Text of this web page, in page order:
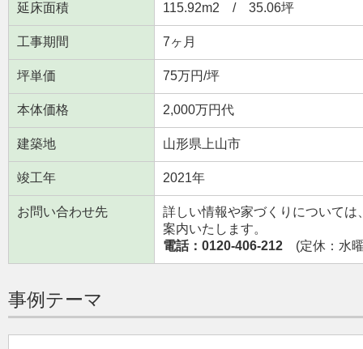
延床面積 115.92m2 / 35.06坪
工事期間 7ヶ月
坪単価 75万円/坪
本体価格 2,000万円代
建築地 山形県上山市
竣工年 2021年
お問い合わせ先
詳しい情報や家づくりについて
案内いたします。
電話：0120-406-212 (定休：水
事例テーマ